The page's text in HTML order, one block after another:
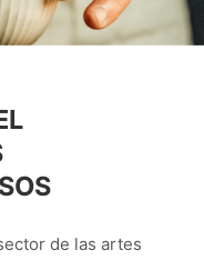
de las artes